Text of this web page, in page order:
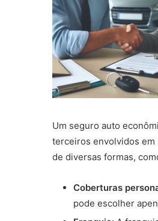
Um seguro auto
terceiros envolvidos em
de diversas formas,
Coberturas
pode escolher